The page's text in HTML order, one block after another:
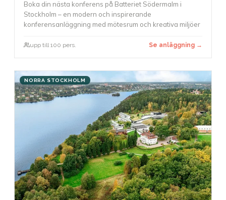
Boka din nästa konferens på Batteriet Södermalm i
Stockholm – en modern och inspirerande
konferensanläggning med mötesrum och kreativa miljöer
upp till 100 pers. Se anläggning →
NORRA STOCKHOLM